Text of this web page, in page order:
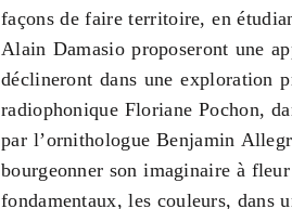
façons de faire territoire, en
Alain Damasio proposeront une
déclineront dans une exploration
radiophonique Floriane Pochon,
par l’ornithologue Benjamin
bourgeonner son imaginaire à
fondamentaux, les couleurs, dans